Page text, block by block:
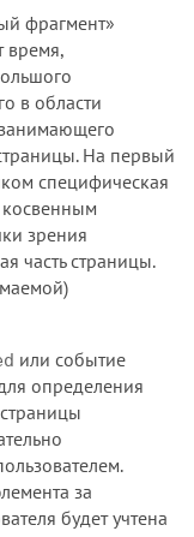
фрагмент»
время,
в области
На первый
специфическая
косвенным
зрения
часть страницы.
или событие
определения
за
будет учтена